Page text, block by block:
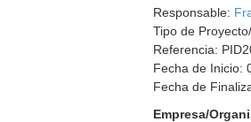
Responsable:
Tipo de
Referencia:
Fecha de Inicio:
Fecha de
Empresa/